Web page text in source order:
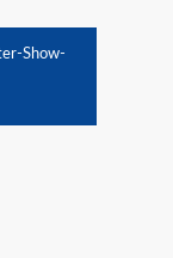
Show-